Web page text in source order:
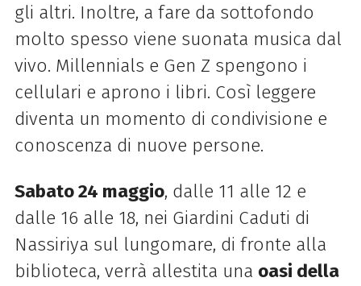
gli altri. Inoltre, a fare da sottofondo
molto spesso viene suonata musica dal
vivo. Millennials e Gen Z spengono i
cellulari e aprono i libri. Così leggere
diventa un momento di condivisione e
conoscenza di nuove persone.
Sabato 24 maggio, dalle 11 alle 12 e
dalle 16 alle 18, nei Giardini Caduti di
Nassiriya sul lungomare, di fronte alla
biblioteca, verrà allestita una oasi della